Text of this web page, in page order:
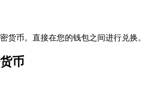
货币。直接在您的钱包之间进行兑换。
币